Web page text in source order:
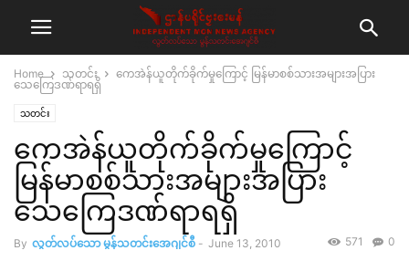
Home သတင်း
ကေအဲန်ယူတိုက်ခိုက်မှုကြောင့် မြန်မာစစ်သားအများအပြား
သေကြေဒဏ်ရာရရှိ
သတင်း
ကေအဲန်ယူတိုက်ခိုက်မှုကြောင့်
မြန်မာစစ်သားအများအပြား
သေကြေဒဏ်ရာရရှိ
By လွတ်လပ်သော မွန်သတင်းအေဂျင်စီ - June 13, 2010 0
571